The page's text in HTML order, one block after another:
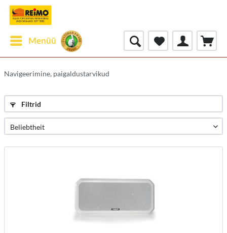
Menüü
Navigeerimine, paigaldustarvikud
Filtrid